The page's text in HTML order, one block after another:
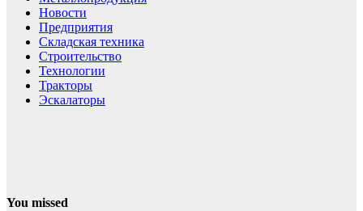
Новости
Предприятия
Складская техника
Строительство
Технологии
Тракторы
Эскалаторы
You missed